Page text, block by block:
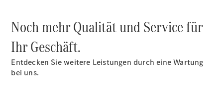
Gewerbekunden
Finanzierung
Privatkunden
Finanzierung
Gewerbekunden
Noch mehr Qualität und Service für
Ihr Geschäft.
Entdecken Sie weitere Leistungen durch eine Wartung
bei uns.